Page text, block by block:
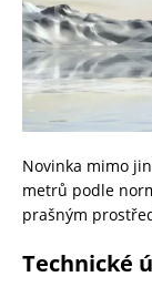
Novinka mimo
metrů podle
prašným
Technické